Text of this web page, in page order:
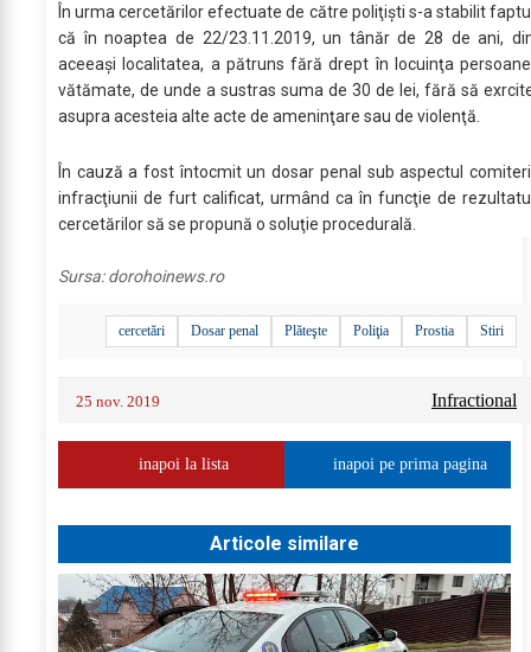
În urma cercetărilor efectuate de către poliţişti s-a stabilit
că în noaptea de 22/23.11.2019, un tânăr de 28 de ani,
aceeaşi localitatea, a pătruns fără drept în locuinţa
vătămate, de unde a sustras suma de 30 de lei, fără să
asupra acesteia alte acte de ameninţare sau de violenţă.
În cauză a fost întocmit un dosar penal sub aspectul
infracţiunii de furt calificat, urmând ca în funcţie de
cercetărilor să se propună o soluţie procedurală.
Sursa:dorohoinews.ro
cercetări Dosar penal Plăteşte Poliţia Prostia Stiri
25 nov. 2019 Infractional
inapoi la lista inapoi pe prima pagina
Articole similare